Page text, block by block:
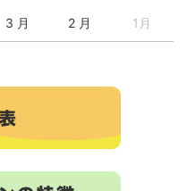
3 月 2 月 1月